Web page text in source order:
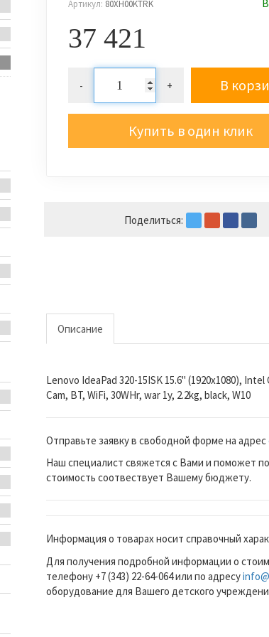
Артикул: 80XH00KTRK
37 421
- + В
Купить в один клик
Поделиться:
Описание
Lenovo IdeaPad 320-15ISK 15.6" (1920x1080),
Cam, BT, WiFi, 30WHr, war 1y, 2.2kg, black, W10
Отправьте заявку в свободной форме на адрес
Наш специалист свяжется с Вами и поможет
стоимость соотвествует Вашему бюджету.
Информация о товарах носит справочный
Для получения подробной информации о
телефону +7 (343) 22-64-064 или по адресу
оборудование для Вашего детского